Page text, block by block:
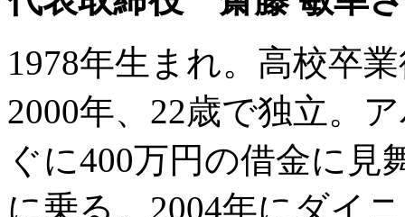
1978年生まれ。高校卒
2000年、22歳で独立。
ぐに400万円の借金に見
に乗る。2004年にダイ